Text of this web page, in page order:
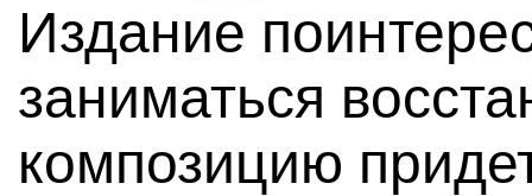
Издание
заниматься
композицию